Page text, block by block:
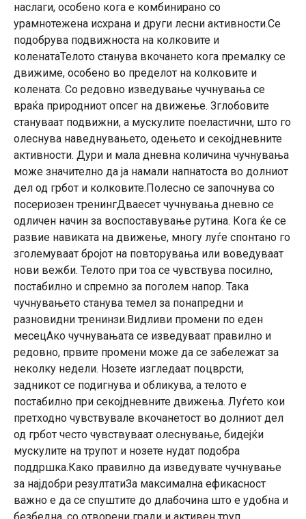
наслаги, особено кога е комбинирано со
урамнотежена исхрана и други лесни активности.Се
подобрува подвижноста на колковите и
коленатаТелото станува вкочането кога премалку се
движиме, особено во пределот на колковите и
колената. Со редовно изведување чучнувања се
враќа природниот опсег на движење. Зглобовите
стануваат подвижни, а мускулите поеластични, што го
олеснува наведнувањето, одењето и секојдневните
активности. Дури и мала дневна количина чучнувања
може значително да ја намали напнатоста во долниот
дел од грбот и колковите.Полесно се започнува со
посериозен тренингДваесет чучнувања дневно се
одличен начин за воспоставување рутина. Кога ќе се
развие навиката на движење, многу луѓе спонтано го
зголемуваат бројот на повторувања или воведуваат
нови вежби. Телото при тоа се чувствува посилно,
постабилно и спремно за поголем напор. Така
чучнувањето станува темел за понапредни и
разновидни тренинзи.Видливи промени по еден
месецАко чучнувањата се изведуваат правилно и
редовно, првите промени може да се забележат за
неколку недели. Нозете изгледаат поцврсти,
задникот се подигнува и обликува, а телото е
постабилно при секојдневните движења. Луѓето кои
претходно чувствувале вкочанетост во долниот дел
од грбот често чувствуваат олеснување, бидејќи
мускулите на трупот и нозете нудат подобра
поддршка.Како правилно да изведувате чучнување
за најдобри резултатиЗа максимална ефикасност
важно е да се спуштите до длабочина што е удобна и